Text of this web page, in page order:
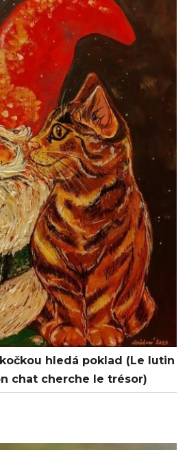
hledá poklad (Le lutin
chat cherche le trésor)